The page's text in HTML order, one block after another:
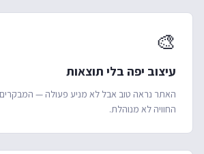
🎨
עיצוב יפה בלי תוצאות
האתר נראה טוב אבל לא מניע פעולה —
החוויה לא מנוהלת.